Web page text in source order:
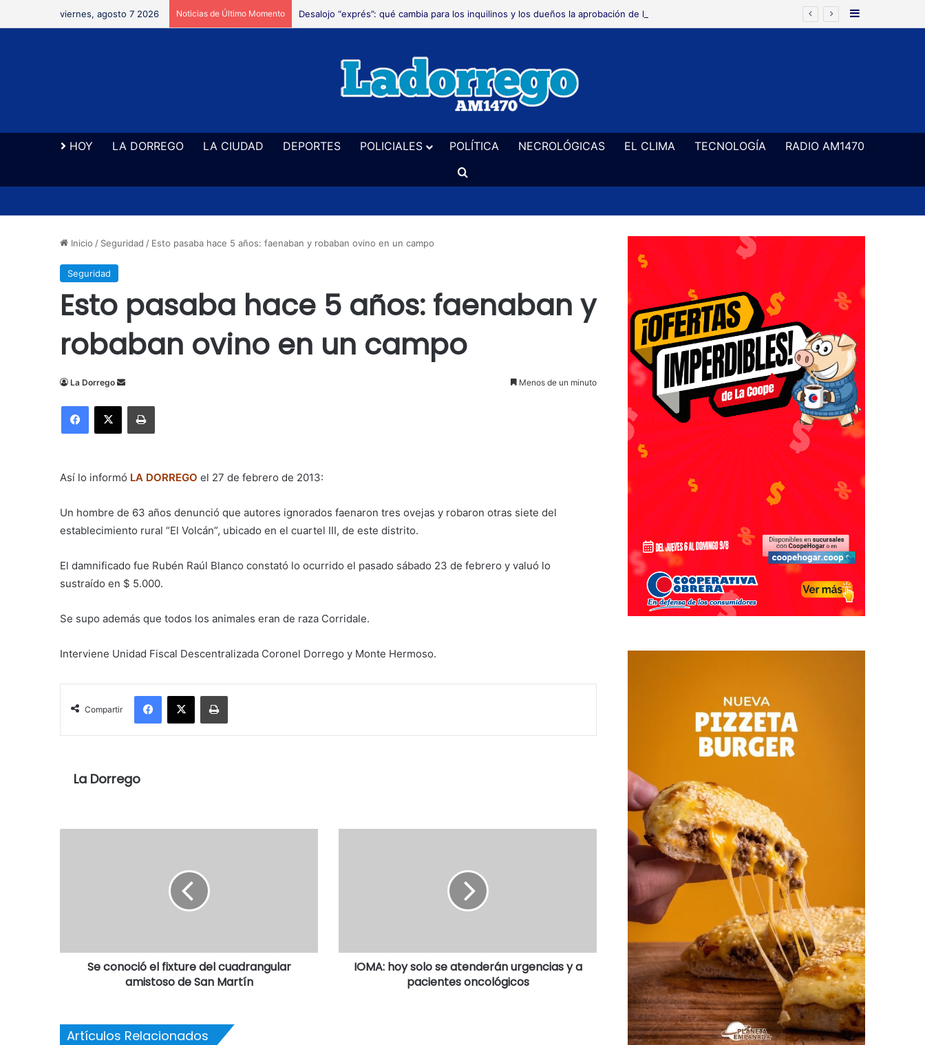
viernes, agosto 7 2026 Noticias de Último Momento Desalojo “exprés”: qué cambia para los inquilinos y los dueños la aprobación de la ley de propiedad privada Barra Lateral
HOY LA DORREGO LA CIUDAD DEPORTES POLICIALES POLÍTICA NECROLÓGICAS EL CLIMA TECNOLOGÍA
RADIO AM1470
Buscar
Inicio / Seguridad / Esto pasaba hace 5 años: faenaban y robaban ovino en un campo
Seguridad
Esto pasaba hace 5 años: faenaban y
robaban ovino en un campo
La Dorrego
Send
email
Menos de un minuto
Facebook
X Imprimir
Así lo informó LA DORREGO el 27 de febrero de 2013:
Un hombre de 63 años denunció que autores ignorados faenaron tres ovejas y robaron otras siete del
establecimiento rural “El Volcán”, ubicado en el cuartel III, de este distrito.
El damnificado fue Rubén Raúl Blanco constató lo ocurrido el pasado sábado 23 de febrero y valuó lo
sustraído en $ 5.000.
Se supo además que todos los animales eran de raza Corridale.
Interviene Unidad Fiscal Descentralizada Coronel Dorrego y Monte Hermoso.
Compartir
Facebook
X Imprimir
La Dorrego
Se conoció el fixture del cuadrangular
amistoso de San Martín
IOMA: hoy solo se atenderán urgencias y a
pacientes oncológicos
Artículos Relacionados